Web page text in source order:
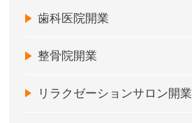
歯科医院開業
整骨院開業
リラクゼーションサロン開業